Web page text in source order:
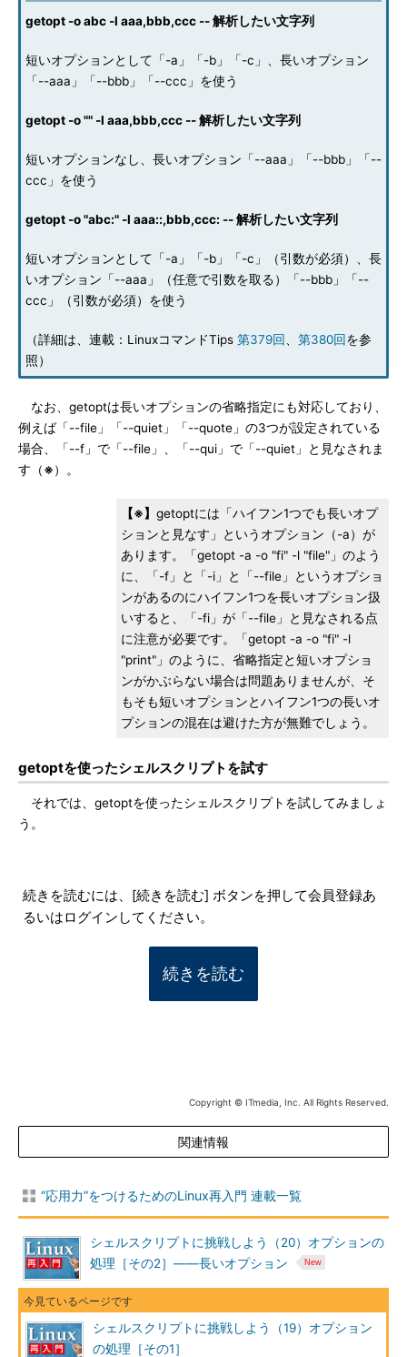
getopt -o abc -l aaa,bbb,ccc -- 解析したい文字列
短いオプションとして「-a」「-b」「-c」、長いオプション
「--aaa」「--bbb」「--ccc」を使う
getopt -o "" -l aaa,bbb,ccc -- 解析したい文字列
短いオプションなし、長いオプション「--aaa」「--bbb」「--
ccc」を使う
getopt -o "abc:" -l aaa::,bbb,ccc: -- 解析したい文字列
短いオプションとして「-a」「-b」「-c」（引数が必須）、長
いオプション「--aaa」（任意で引数を取る）「--bbb」「--
ccc」（引数が必須）を使う
（詳細は、連載：LinuxコマンドTips 第379回 第380回を参
照）
なお、getoptは長いオプションの省略指定にも対応しており、
例えば「--file」「--quiet」「--quote」の3つが設定されている
場合、「--f」で「--file」、「--qui」で「--quiet」と見なされま
す（※）。
【※】 getoptには「ハイフン1つでも長いオプ
ションと見なす」というオプション（-a）が
あります。「getopt -a -o "fi" -l "file"」のよう
に、「-f」と「-i」と「--file」というオプショ
ンがあるのにハイフン1つを長いオプション扱
いすると、「-fi」が「--file」と見なされる点
に注意が必要です。「getopt -a -o "fi" -l
"print"」のように、省略指定と短いオプショ
ンがかぶらない場合は問題ありませんが、そ
もそも短いオプションとハイフン1つの長いオ
プションの混在は避けた方が無難でしょう。
getoptを使ったシェルスクリプトを試す
それでは、getoptを使ったシェルスクリプトを試してみましょ
う。
続きを読むには、[続きを読む] ボタンを押して会員登録あ
るいはログインしてください。
続きを読む
Copyright © ITmedia, Inc. All Rights Reserved.
関連情報
“応用力”をつけるためのLinux再入門 連載一覧
シェルスクリプトに挑戦しよう（20）オプションの
処理［その2］――長いオプション
シェルスクリプトに挑戦しよう（19）オプション
の処理［その1］